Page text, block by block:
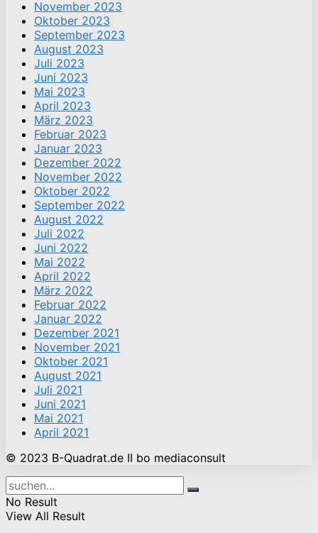
November 2023
Oktober 2023
September 2023
August 2023
Juli 2023
Juni 2023
Mai 2023
April 2023
März 2023
Februar 2023
Januar 2023
Dezember 2022
November 2022
Oktober 2022
September 2022
August 2022
Juli 2022
Juni 2022
Mai 2022
April 2022
März 2022
Februar 2022
Januar 2022
Dezember 2021
November 2021
Oktober 2021
August 2021
Juli 2021
Juni 2021
Mai 2021
April 2021
© 2023 B-Quadrat.de II bo mediaconsult
No Result
View All Result